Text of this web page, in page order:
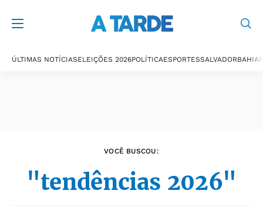
ÚLTIMAS NOTÍCIASELEIÇÕES 2026POLÍTICAESPORTESSALVADORBAHIA
VOCÊ BUSCOU:
"tendências 2026"